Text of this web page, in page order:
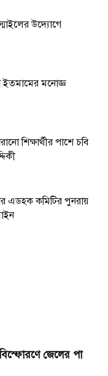
উদ্যোগে
মনোজ্ঞ
শিক্ষার্থীর পাশে চবি
এডহক কমিটির পুনরায়
জেলের পা